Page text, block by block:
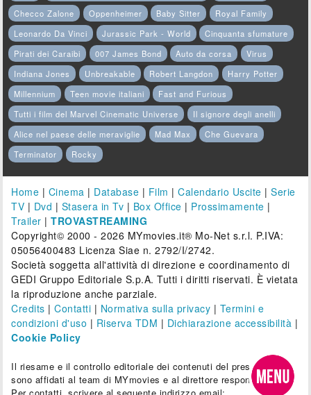
Checco Zalone
Oppenheimer Baby Sitter
Royal Family
Leonardo Da Vinci
Jurassic Park - World
Cinquanta sfumature
Pirati dei Caraibi
007 James Bond Auto da corsa
Virus
Indiana Jones
Unbreakable Robert Langdon
Harry Potter
Millennium
Teen movie italiani
Fast and Furious
Tutti i film del Marvel Cinematic Universe
Il signore degli anelli
Alice nel paese delle meraviglie
Mad Max
Che Guevara
Terminator
Rocky
Home | Cinema | Database | Film |Calendario Uscite |Serie
TV | Dvd | Stasera in Tv | Box Office | Prossimamente |
Trailer |TROVASTREAMING
Copyright© 2000 - 2026 MYmovies.it® Mo-Net s.r.l. P.IVA:
05056400483 Licenza Siae n. 2792/I/2742.
Società soggetta all'attività di direzione e coordinamento di
GEDI Gruppo Editoriale S.p.A. Tutti i diritti riservati. È vietata
la riproduzione anche parziale.
Credits |Contatti | Normativa sulla privacy | Termini e
condizioni d'uso | Riserva TDM | Dichiarazione accessibilità |
Cookie Policy
Il riesame e il controllo editoriale dei contenuti del presente sito
sono affidati al team di MYmovies e al direttore responsabile.